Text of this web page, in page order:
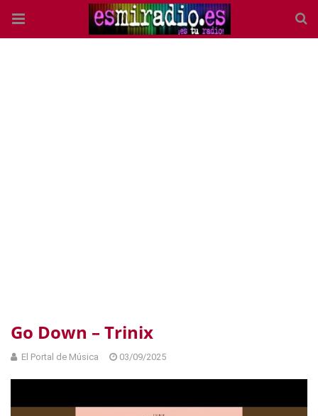
Go Down – Trinix
El Portal de Música 03/09/2025